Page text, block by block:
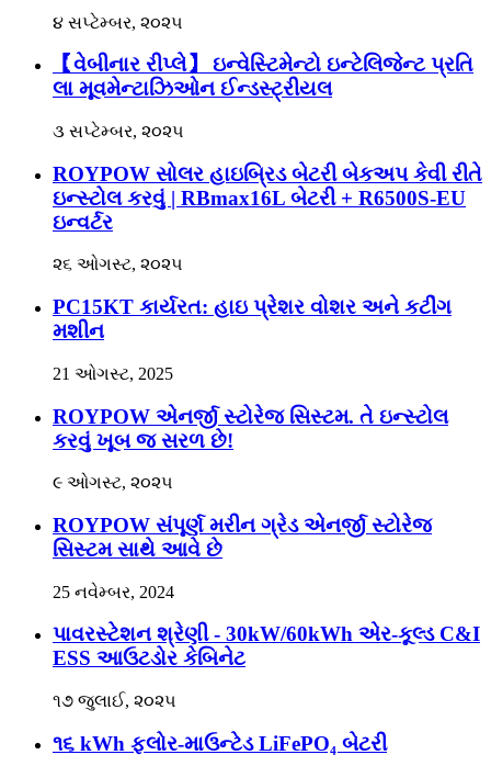
૪ સપ્ટેમ્બર, ૨૦૨૫
【વેબીનાર રીપ્લે】 ઇન્વેસ્ટિમેન્ટો ઇન્ટેલિજેન્ટ પ્રતિ
લા મૂવમેન્ટાઝિઓન ઈન્ડસ્ટ્રીયલ
૩ સપ્ટેમ્બર, ૨૦૨૫
ROYPOW સોલર હાઇબ્રિડ બેટરી બેકઅપ કેવી રીતે
ઇન્સ્ટોલ કરવું | RBmax16L બેટરી + R6500S-EU
ઇન્વર્ટર
૨૬ ઓગસ્ટ, ૨૦૨૫
PC15KT કાર્યરત: હાઇ પ્રેશર વોશર અને કટીંગ
મશીન
21 ઓગસ્ટ, 2025
ROYPOW એનર્જી સ્ટોરેજ સિસ્ટમ. તે ઇન્સ્ટોલ
કરવું ખૂબ જ સરળ છે!
૯ ઓગસ્ટ, ૨૦૨૫
ROYPOW સંપૂર્ણ મરીન ગ્રેડ એનર્જી સ્ટોરેજ
સિસ્ટમ સાથે આવે છે
25 નવેમ્બર, 2024
પાવરસ્ટેશન શ્રેણી - 30kW/60kWh એર-કૂલ્ડ C&I
ESS આઉટડોર કેબિનેટ
૧૭ જુલાઈ, ૨૦૨૫
૧૬ kWh ફ્લોર-માઉન્ટેડ LiFePO₄ બેટરી